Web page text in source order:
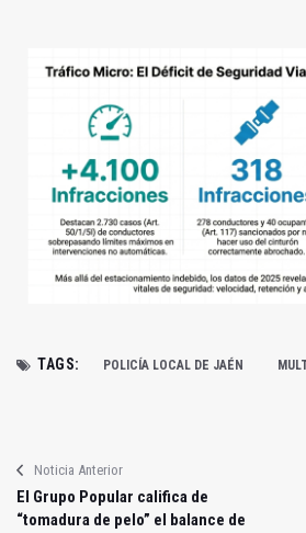
TAGS: POLICÍA LOCAL DE JAÉN
Noticia Anterior
El Grupo Popular califica de
“tomadura de pelo” el balance de